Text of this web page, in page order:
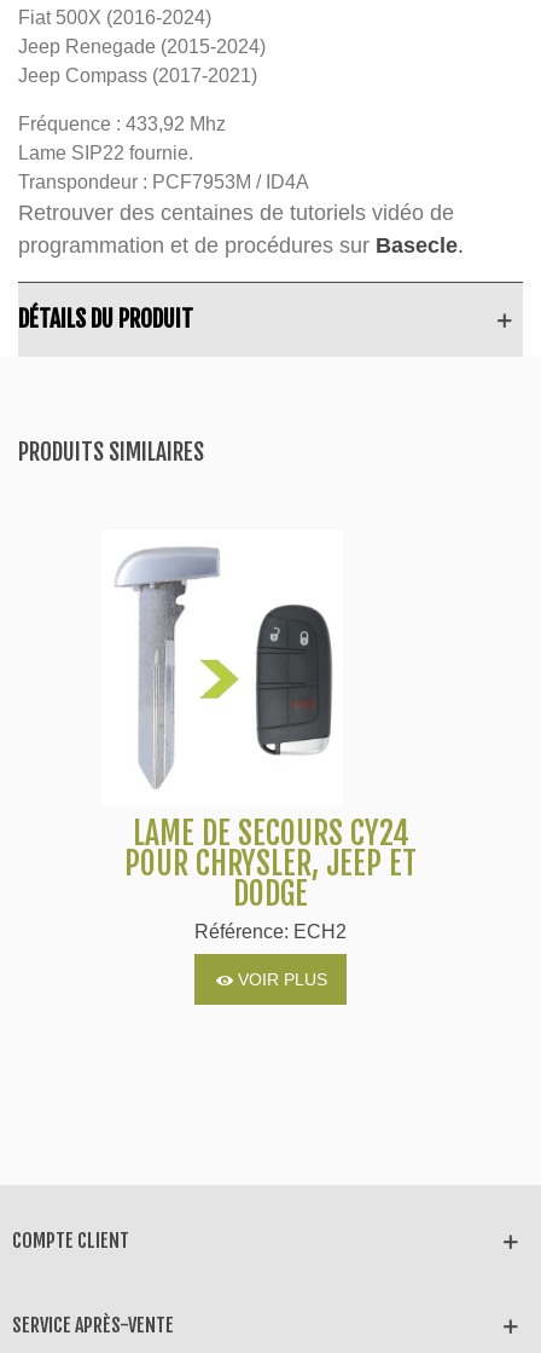
Fiat 500X (2016-2024)
Jeep Renegade (2015-2024)
Jeep Compass (2017-2021)
Fréquence : 433,92 Mhz
Lame SIP22 fournie.
Transpondeur : PCF7953M / ID4A
Retrouver des centaines de tutoriels vidéo de
programmation et de procédures sur Basecle.
DÉTAILS DU PRODUIT
PRODUITS SIMILAIRES
LAME DE SECOURS CY24
POUR CHRYSLER, JEEP ET
DODGE
Référence: ECH2
VOIR PLUS
COMPTE CLIENT
SERVICE APRÈS-VENTE